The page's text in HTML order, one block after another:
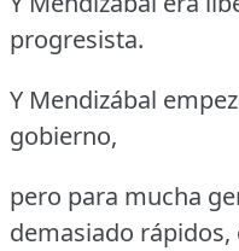
progresista.
Y Mendizábal
gobierno,
pero para mucha
demasiado